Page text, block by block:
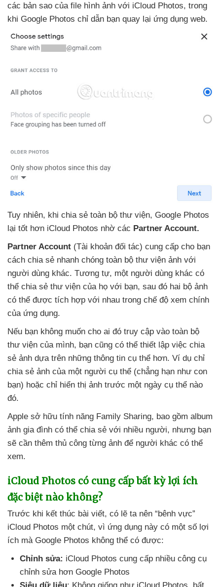
các bản sao của file hình ảnh với iCloud Photos, trong
khi Google Photos chỉ dẫn bạn quay lại ứng dụng web.
Tuy nhiên, khi chia sẻ toàn bộ thư viện, Google Photos
lại tốt hơn iCloud Photos nhờ các Partner Account.
Partner Account (Tài khoản đối tác) cung cấp cho bạn
cách chia sẻ nhanh chóng toàn bộ thư viện ảnh với
người dùng khác. Tương tự, một người dùng khác có
thể chia sẻ thư viện của họ với bạn, sau đó hai bộ ảnh
có thể được tích hợp với nhau trong chế độ xem chính
của ứng dụng.
Nếu bạn không muốn cho ai đó truy cập vào toàn bộ
thư viện của mình, bạn cũng có thể thiết lập việc chia
sẻ ảnh dựa trên những thông tin cụ thể hơn. Ví dụ chỉ
chia sẻ ảnh của một người cụ thể (chẳng hạn như con
bạn) hoặc chỉ hiển thị ảnh trước một ngày cụ thể nào
đó.
Apple sở hữu tính năng Family Sharing, bao gồm album
ảnh gia đình có thể chia sẻ với nhiều người, nhưng bạn
sẽ cần thêm thủ công từng ảnh để người khác có thể
xem.
iCloud Photos có cung cấp bất kỳ lợi ích
đặc biệt nào không?
Trước khi kết thúc bài viết, có lẽ ta nên “bênh vực”
iCloud Photos một chút, vì ứng dụng này có một số lợi
ích mà Google Photos không thể có được:
Chỉnh sửa: iCloud Photos cung cấp nhiều công cụ
chỉnh sửa hơn Google Photos
Siêu dữ liệu: Không giống như iCloud Photos , bất